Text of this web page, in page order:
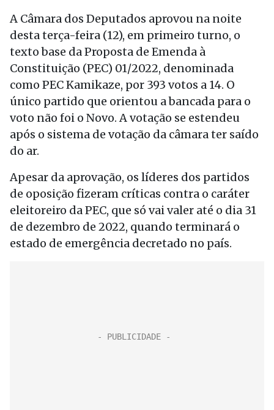
A Câmara dos Deputados aprovou na noite
desta terça-feira (12), em primeiro turno, o
texto base da Proposta de Emenda à
Constituição (PEC) 01/2022, denominada
como PEC Kamikaze, por 393 votos a 14. O
único partido que orientou a bancada para o
voto não foi o Novo. A votação se estendeu
após o sistema de votação da câmara ter saído
do ar.
Apesar da aprovação, os líderes dos partidos
de oposição fizeram críticas contra o caráter
eleitoreiro da PEC, que só vai valer até o dia 31
de dezembro de 2022, quando terminará o
estado de emergência decretado no país.